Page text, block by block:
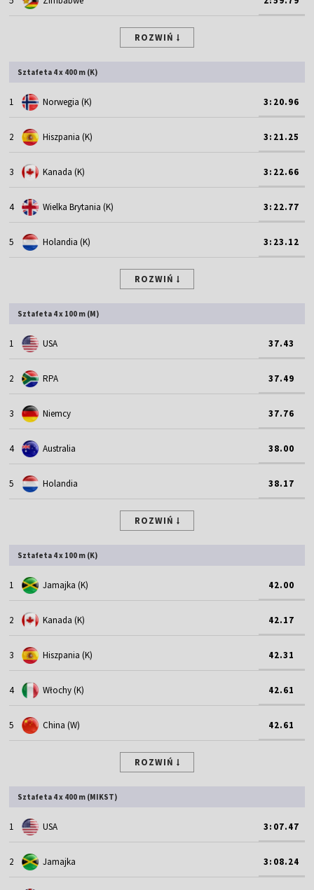
ROZWIŃ
Sztafeta 4 x 400 m (K)
1 Norwegia (K) 3:20.96
2 Hiszpania (K) 3:21.25
3 Kanada (K) 3:22.66
4 Wielka Brytania (K) 3:22.77
5 Holandia (K) 3:23.12
ROZWIŃ
Sztafeta 4 x 100 m (M)
1 USA 37.43
2 RPA 37.49
3 Niemcy 37.76
4 Australia 38.00
5 Holandia 38.17
ROZWIŃ
Sztafeta 4 x 100 m (K)
1 Jamajka (K) 42.00
2 Kanada (K) 42.17
3 Hiszpania (K) 42.31
4 Włochy (K) 42.61
5 China (W) 42.61
ROZWIŃ
Sztafeta 4 x 400 m (MIKST)
1 USA 3:07.47
2 Jamajka 3:08.24